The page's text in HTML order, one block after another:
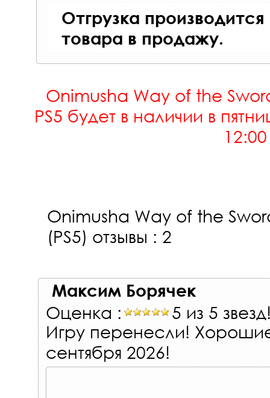
Отгрузка
товара в продажу.
Onimusha Way of the
PS5 будет в наличии в
12:00
Onimusha Way of the
(PS5) отзывы : 2
Максим Борячек
Оценка :
5 из 5
Игру перенесли!
сентября 2026!